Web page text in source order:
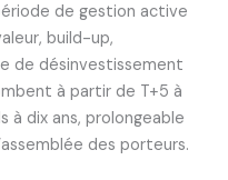
de gestion active
build-up,
de désinvestissement
à partir de T+5 à
à dix ans, prolongeable
des porteurs.